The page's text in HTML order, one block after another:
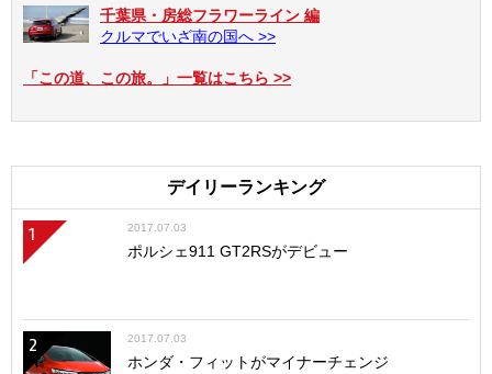
千葉県・房総フラワーライン 編
クルマでいざ南の国へ >>
「この道、この旅。」一覧はこちら >>
デイリーランキング
1 2017.07.03
ポルシェ911 GT2RSがデビュー
2 2017.07.03
ホンダ・フィットがマイナーチェンジ